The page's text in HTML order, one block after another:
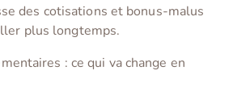
des cotisations et bonus-malus
plus longtemps.